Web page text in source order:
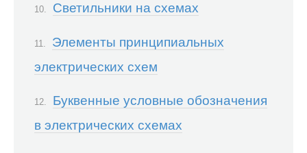
Светильники на схемах
Элементы принципиальных
электрических схем
Буквенные условные обозначения
в электрических схемах